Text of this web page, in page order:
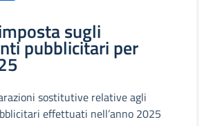
sugli
pubblicitari per
sostitutive relative agli
effettuati nell’anno 2025